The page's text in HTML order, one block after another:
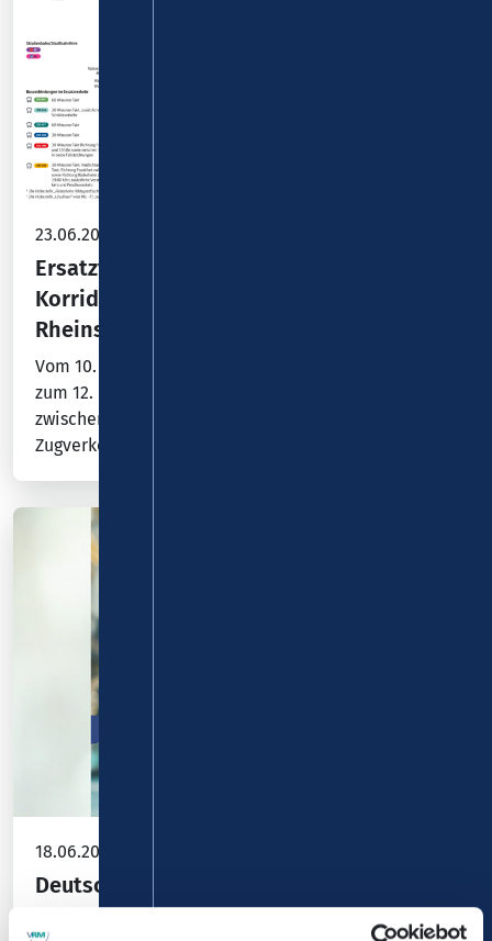
23.06.2026
Ersatzverkehr mit Bussen während der
Korridorsanierung auf der Rechten
Rheinstrecke
Vom 10. Juli 2026 (abends) bis
zum 12. Dezember 2026 ist die Strecke
zwischen Troisdorf und Wiesbaden für den
Zugverkehr aufgrund…
18.06.2026
Deutschland-Ticket Sommeraktion 2026
Kampagne „Oh là là! Frankreich ist jetzt